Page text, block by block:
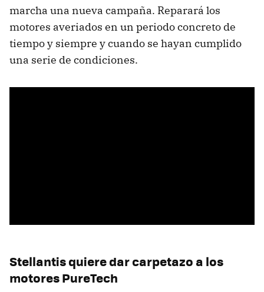
marcha una nueva campaña. Reparará los
motores averiados en un periodo concreto de
tiempo y siempre y cuando se hayan cumplido
una serie de condiciones.
Stellantis quiere dar carpetazo a los
motores PureTech